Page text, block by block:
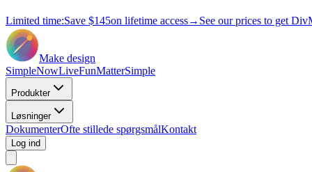
Limited time:Save $145on lifetime access→ See our prices to get
Make design
SimpleNowLiveFunMatterSimple
Produkter
Løsninger
DokumenterOfte stillede spørgsmålKontakt
Log ind